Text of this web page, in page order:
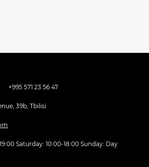
+995 571 23 56 47
*Davit Guramishvili Avenue, 39b, Tbilisi
Day